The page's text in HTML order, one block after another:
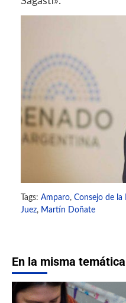
Tags: Amparo, Consejo de la
Juez, Martín Doñate
En la misma temática